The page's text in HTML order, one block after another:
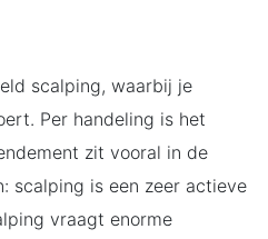
scalping, waarbij je
Per handeling is het
zit vooral in de
scalping is een zeer actieve
vraagt enorme